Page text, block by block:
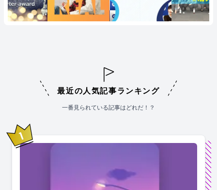
最近の人気記事ランキング
一番見られている記事はどれだ！？
1位